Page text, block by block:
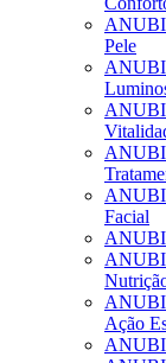
Pele
Facial
Ação